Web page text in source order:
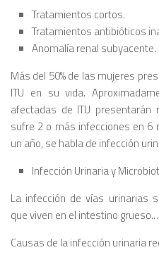
Tratamientos cortos.
Tratamientos antibióticos
Anomalía renal
Más del 50% de las mujeres
ITU en su vida.
afectadas de ITU presentarán
sufre 2 o más infecciones en
un año, se habla de infección
Infección Urinaria y
La infección de vías urinarias
que viven en el intestino
Causas de la infección urinaria